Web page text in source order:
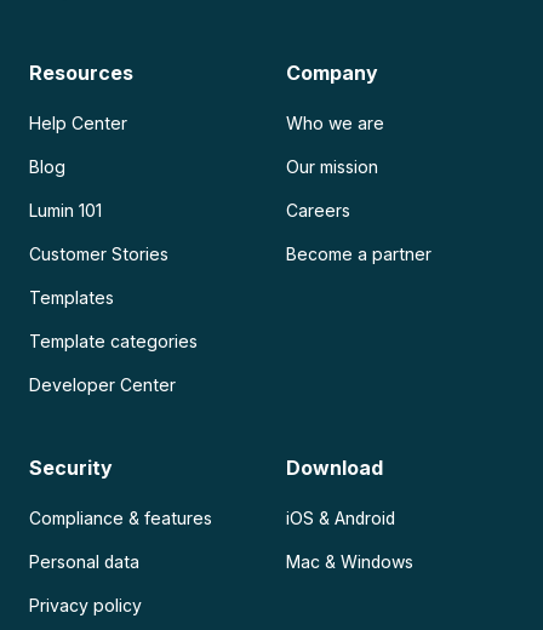
Resources
Help Center
Blog
Lumin 101
Customer Stories
Templates
Template categories
Developer Center
Company
Who we are
Our mission
Careers
Become a partner
Security
Compliance & features
Personal data
Privacy policy
Download
iOS & Android
Mac & Windows